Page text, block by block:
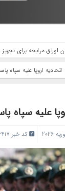
اروپا علیه سپاه
علیه سپاه
کد خبر 16417